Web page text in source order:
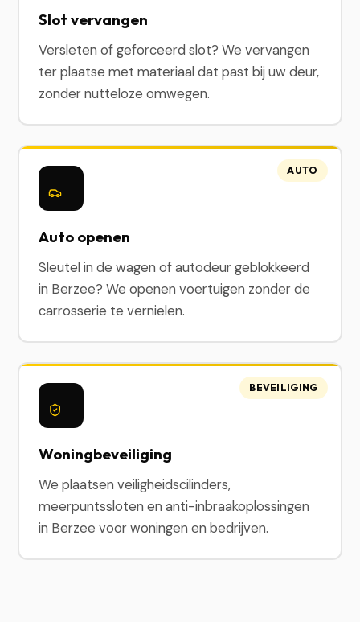
Slot vervangen
Versleten of geforceerd slot? We vervangen
ter plaatse met materiaal dat past bij uw deur,
zonder nutteloze omwegen.
Auto openen
Sleutel in de wagen of autodeur geblokkeerd
in Berzee? We openen voertuigen zonder de
carrosserie te vernielen.
AUTO
Woningbeveiliging
We plaatsen veiligheidscilinders,
meerpuntssloten en anti-inbraakoplossingen
in Berzee voor woningen en bedrijven.
BEVEILIGING